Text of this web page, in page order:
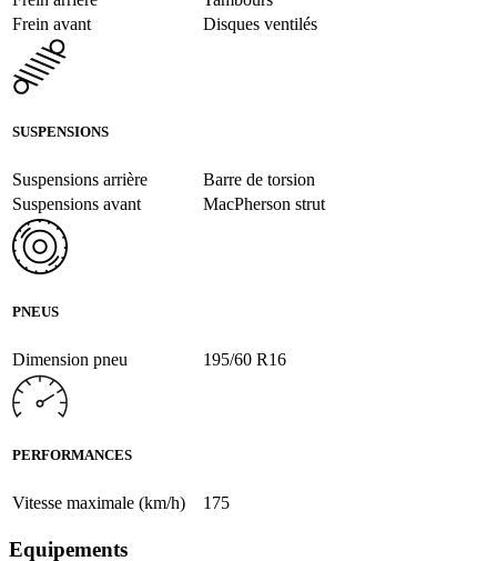
Frein avant
Disques ventilés
SUSPENSIONS
Suspensions arrière
Barre de torsion
Suspensions avant
MacPherson strut
PNEUS
Dimension pneu 195/60 R16
PERFORMANCES
Vitesse maximale (km/h) 175
Equipements